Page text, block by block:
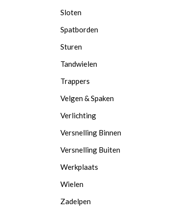
Sloten
Spatborden
Sturen
Tandwielen
Trappers
Velgen & Spaken
Verlichting
Versnelling Binnen
Versnelling Buiten
Werkplaats
Wielen
Zadelpen